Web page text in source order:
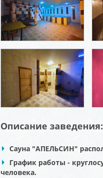
Описание заведения:
Сауна "АПЕЛЬСИН"
График работы -
человека.